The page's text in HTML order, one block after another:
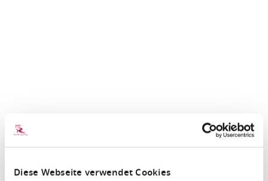
Diese Webseite verwendet Cookies